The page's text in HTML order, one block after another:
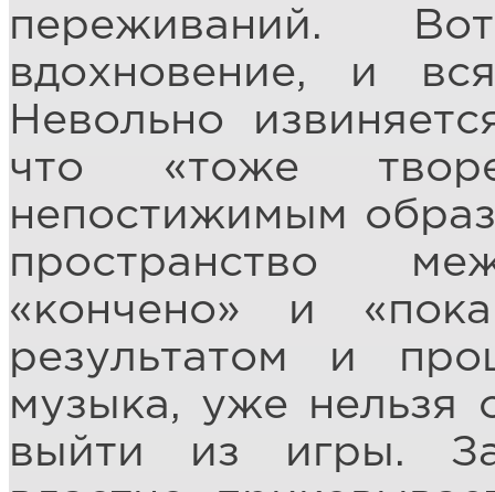
переживаний.
вдохновение, и
Невольно
что «тоже
непостижимым
пространство
«кончено» и
результатом и
музыка, уже нельзя
выйти из игры.